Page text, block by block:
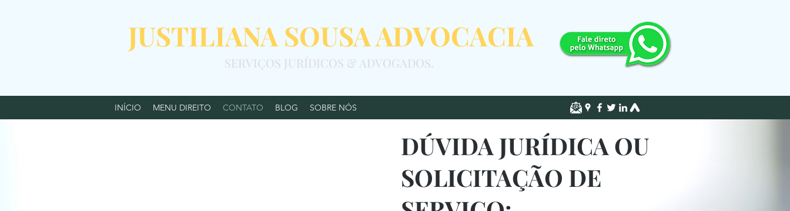
JUSTILIANA SOUSA ADVOCACIA
SERVIÇOS JURÍDICOS & ADVOGADOS.
INÍCIO MENU DIREITO CONTATO BLOG SOBRE NÓS
DÚVIDA JURÍDICA OU
SOLICITAÇÃO DE